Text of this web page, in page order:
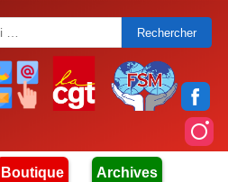
Boutique Archives